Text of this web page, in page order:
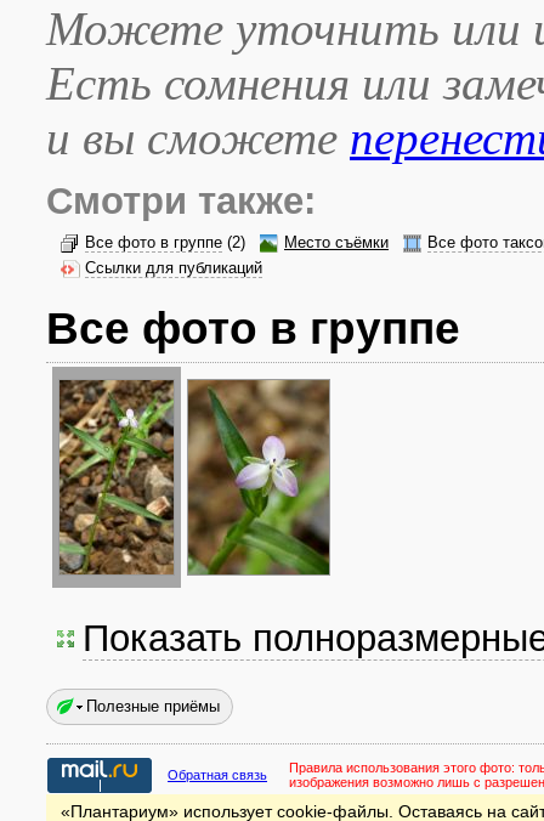
Можете уточнить или
Есть сомнения или
и вы сможете
Смотри также:
Все фото в группе (2) Место съёмки
Все фото
Ссылки для публикаций
Все фото в группе
Показать
Полезные приёмы
Обратная связь Правила использования этого фото:
изображения возможно лишь с
«Плантариум» использует cookie-файлы. Оставаясь на